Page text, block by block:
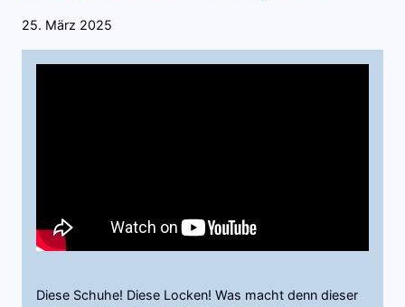
25. März 2025
Diese Schuhe! Diese Locken! Was macht denn dieser